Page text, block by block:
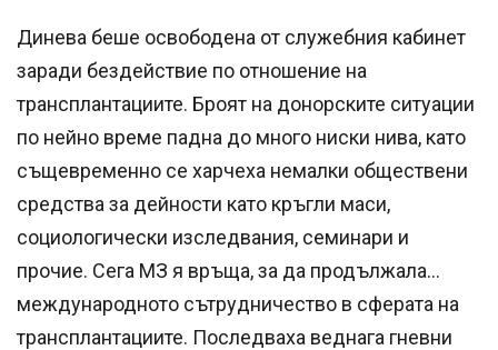
Динева беше освободена от служебния кабинет
заради бездействие по отношение на
трансплантациите. Броят на донорските ситуации
по нейно време падна до много ниски нива, като
същевременно се харчеха немалки обществени
средства за дейности като кръгли маси,
социологически изследвания, семинари и
прочие. Сега МЗ я връща, за да продължала...
международното сътрудничество в сферата на
трансплантациите. Последваха веднага гневни